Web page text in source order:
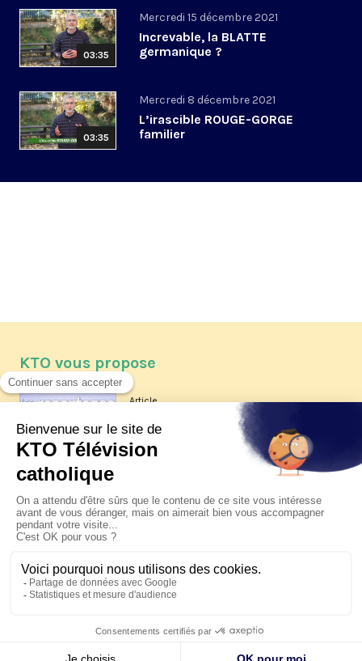
03:35
Mercredi 15 décembre 2021
Increvable, la BLATTE
germanique ?
03:35
Mercredi 8 décembre 2021
L’irascible ROUGE-GORGE
familier
KTO vous propose
Article
Les reportages d'été 2026 de KTO
La visite pastorale du pape Léon
XIV à Assise à suivre sur KTO le
jeudi 6 août
Le pape en Uruguay, Argentine et
Pérou du 6 au 17 novembre 2026